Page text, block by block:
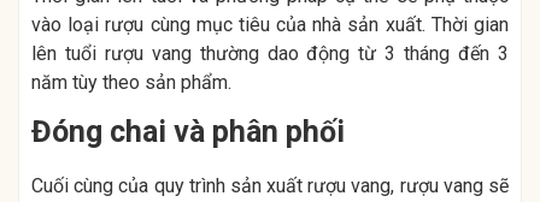
vào loại rượu cùng mục tiêu của nhà sản xuất. Thời gian
lên tuổi rượu vang thường dao động từ 3 tháng đến 3
năm tùy theo sản phẩm.
Đóng chai và phân phối
Cuối cùng của quy trình sản xuất rượu vang, rượu vang sẽ